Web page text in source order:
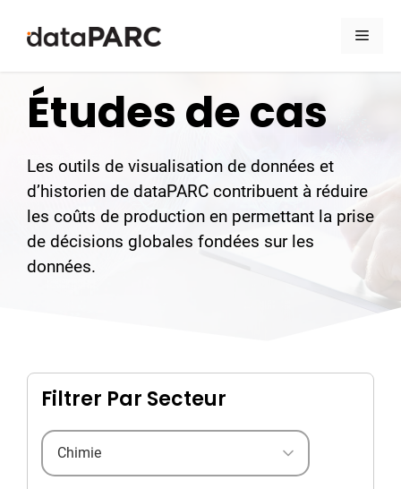
Études de cas
Les outils de visualisation de données et
d’historien de dataPARC contribuent à réduire
les coûts de production en permettant la prise
de décisions globales fondées sur les
données.
Filtrer Par Secteur
Filter by industry